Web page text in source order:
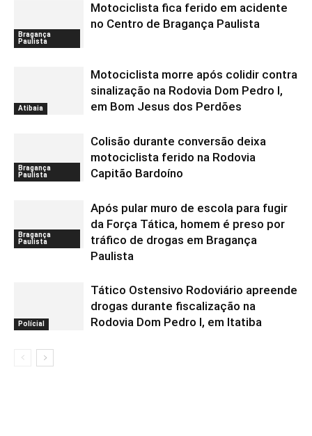
Bragança
Paulista
Motociclista fica ferido em acidente
no Centro de Bragança Paulista
Atibaia
Motociclista morre após colidir contra
sinalização na Rodovia Dom Pedro I,
em Bom Jesus dos Perdões
Bragança
Paulista
Colisão durante conversão deixa
motociclista ferido na Rodovia
Capitão Bardoíno
Bragança
Paulista
Após pular muro de escola para fugir
da Força Tática, homem é preso por
tráfico de drogas em Bragança
Paulista
Polícial
Tático Ostensivo Rodoviário apreende
drogas durante fiscalização na
Rodovia Dom Pedro I, em Itatiba